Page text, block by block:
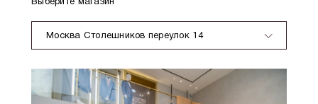
Выберите магазин
Москва Столешников переулок 14